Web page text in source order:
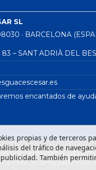
SL
· BARCELONA
83 – SANT ADRIÀ DEL
encantados de
propias y de terceros
del tráfico de
También
uno de los desguaces
casa. El desguace está